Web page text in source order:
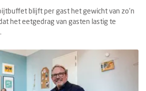
blijft per gast het gewicht van zo'n
het eetgedrag van gasten lastig te